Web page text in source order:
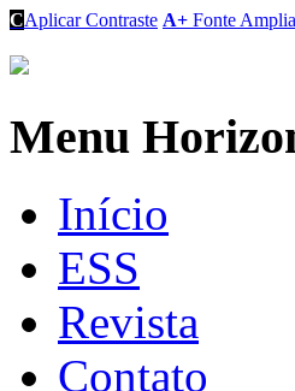
CAplicar Contraste A+ Fonte
Menu
Início
ESS
Revista
Contato